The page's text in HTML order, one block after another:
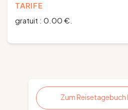
TARIFE
gratuit : 0.00 €.
Zum Reisetagebuch